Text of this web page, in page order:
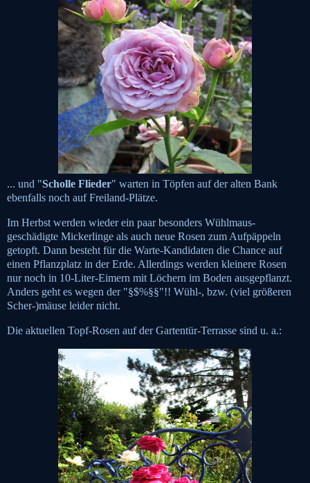
... und "Scholle Flieder" warten in Töpfen auf der alten Bank
ebenfalls noch auf Freiland-Plätze.
Im Herbst werden wieder ein paar besonders Wühlmaus-
geschädigte Mickerlinge als auch neue Rosen zum Aufpäppeln
getopft. Dann besteht für die Warte-Kandidaten die Chance auf
einen Pflanzplatz in der Erde. Allerdings werden kleinere Rosen
nur noch in 10-Liter-Eimern mit Löchern im Boden ausgepflanzt.
Anders geht es wegen der "§$%§§"!! Wühl-, bzw. (viel größeren
Scher-)mäuse leider nicht.
Die aktuellen Topf-Rosen auf der Gartentür-Terrasse sind u. a.: